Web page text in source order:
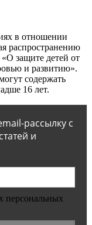
в отношении
распространению
защите детей от
и развитию».
содержать
16 лет.
рассылку с
и
персональных